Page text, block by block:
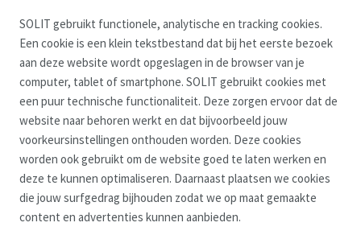
SOLIT gebruikt functionele, analytische en tracking cookies.
Een cookie is een klein tekstbestand dat bij het eerste bezoek
aan deze website wordt opgeslagen in de browser van je
computer, tablet of smartphone. SOLIT gebruikt cookies met
een puur technische functionaliteit. Deze zorgen ervoor dat de
website naar behoren werkt en dat bijvoorbeeld jouw
voorkeursinstellingen onthouden worden. Deze cookies
worden ook gebruikt om de website goed te laten werken en
deze te kunnen optimaliseren. Daarnaast plaatsen we cookies
die jouw surfgedrag bijhouden zodat we op maat gemaakte
content en advertenties kunnen aanbieden.